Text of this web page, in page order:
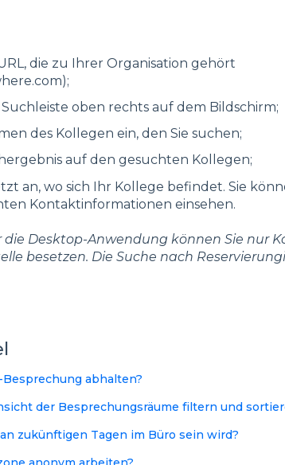
die zu Ihrer Organisation gehört
oben rechts auf dem Bildschirm;
des Kollegen ein, den Sie suchen;
auf den gesuchten Kollegen;
an, wo sich Ihr Kollege befindet. Sie
Kontaktinformationen einsehen.
die Desktop-Anwendung können Sie nur
besetzen. Die Suche nach
abhalten?
der Besprechungsräume filtern und
zukünftigen Tagen im Büro sein wird?